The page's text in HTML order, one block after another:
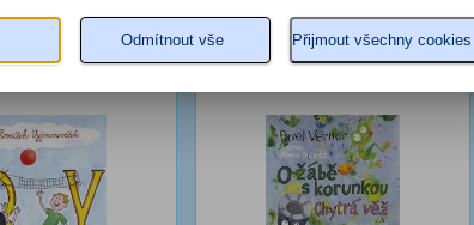
O žábě s korunkou a
Chytrá věž
Odmítnout vše Přijmout všechny cookies